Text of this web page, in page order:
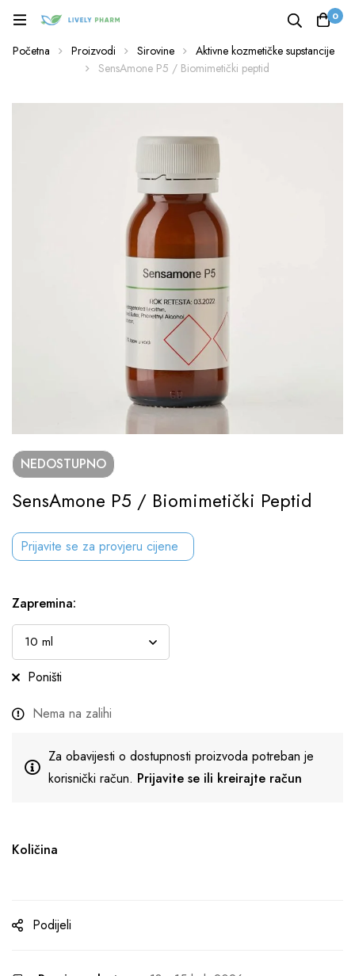
0
Početna Proizvodi Sirovine
Aktivne kozmetičke supstancije
SensAmone P5 / Biomimetički peptid
NEDOSTUPNO
SensAmone P5 / Biomimetički Peptid
Prijavite se za provjeru cijene
Zapremina:
Poništi
Nema na zalihi
Za obavijesti o dostupnosti proizvoda potreban je
korisnički račun. Prijavite se ili kreirajte račun
Količina
Podijeli